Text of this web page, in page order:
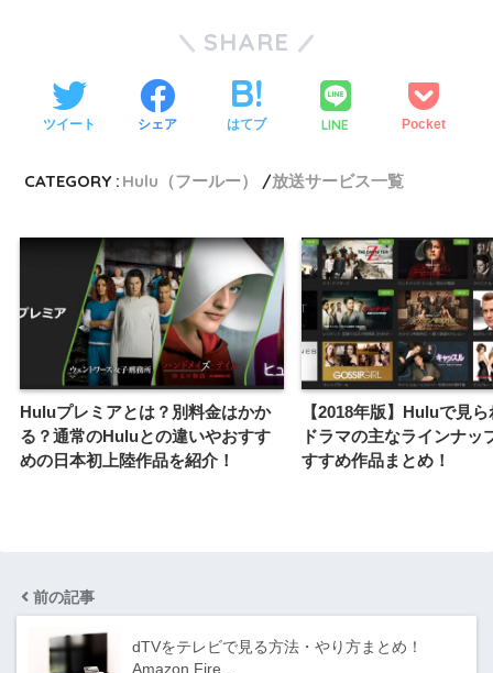
SHARE
ツイート シェア はてブ LINE Pocket
CATEGORY : Hulu（フールー） 放送サービス一覧
Huluプレミアとは？別料金はかか
る？通常のHuluとの違いやおすす
めの日本初上陸作品を紹介！
【2018年版】Huluで見
ドラマの主なラインナッ
すすめ作品まとめ！
前の記事
dTVをテレビで見る方法・やり方まとめ！
Amazon Fire…